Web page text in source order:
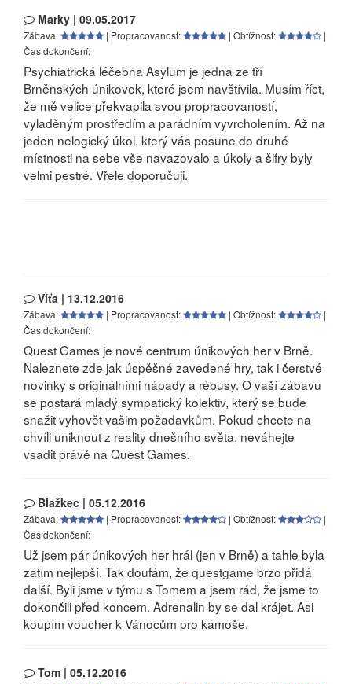
Marky | 09.05.2017
Zábava: | Propracovanost: | Obtížnost:
|
Čas dokončení:
Psychiatrická léčebna Asylum je jedna ze tří
Brněnských únikovek, které jsem navštívila. Musím říct,
že mě velice překvapila svou propracovaností,
vyladěným prostředím a parádním vyvrcholením. Až na
jeden nelogický úkol, který vás posune do druhé
místnosti na sebe vše navazovalo a úkoly a šifry byly
velmi pestré. Vřele doporučuji.
Víťa | 13.12.2016
Zábava: | Propracovanost: | Obtížnost:
|
Čas dokončení:
Quest Games je nové centrum únikových her v Brně.
Naleznete zde jak úspěšné zavedené hry, tak i čerstvé
novinky s originálními nápady a rébusy. O vaší zábavu
se postará mladý sympatický kolektiv, který se bude
snažit vyhovět vašim požadavkům. Pokud chcete na
chvíli uniknout z reality dnešního světa, neváhejte
vsadit právě na Quest Games.
Blažkec | 05.12.2016
Zábava: | Propracovanost: | Obtížnost:
|
Čas dokončení:
Už jsem pár únikových her hrál (jen v Brně) a tahle byla
zatím nejlepší. Tak doufám, že questgame brzo přidá
další. Byli jsme v týmu s Tomem a jsem rád, že jsme to
dokončili před koncem. Adrenalin by se dal krájet. Asi
koupím voucher k Vánocům pro kámoše.
Tom | 05.12.2016